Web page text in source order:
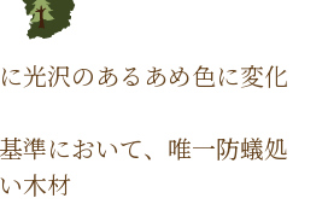
光沢のあるあめ色に変化
準において、唯一防蟻処
木材